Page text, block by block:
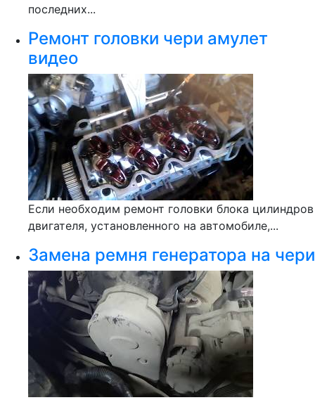
последних...
Ремонт головки чери амулет
видео
Если необходим ремонт головки блока цилиндров
двигателя, установленного на автомобиле,...
Замена ремня генератора на чери